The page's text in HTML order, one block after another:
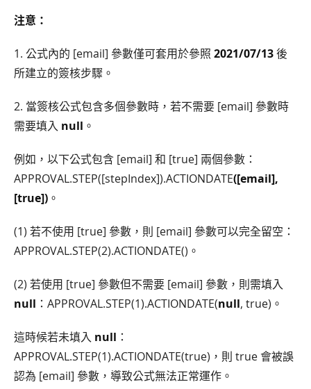
注意：
1. 公式內的 [email] 參數僅可套用於參照 2021/07/13後
所建立的簽核步驟。
2. 當簽核公式包含多個參數時，若不需要 [email] 參數時
需要填入 null 。
例如，以下公式包含 [email] 和 [true] 兩個參數：
APPROVAL.STEP([stepIndex]).ACTIONDATE([email],
[true]) 。
(1) 若不使用 [true] 參數，則 [email] 參數可以完全留空：
APPROVAL.STEP(2).ACTIONDATE()。
(2) 若使用 [true] 參數但不需要 [email] 參數，則需填入
null ：APPROVAL.STEP(1).ACTIONDATE(null, true)。
這時候若未填入 null ：
APPROVAL.STEP(1).ACTIONDATE(true)，則 true 會被誤
認為 [email] 參數，導致公式無法正常運作。